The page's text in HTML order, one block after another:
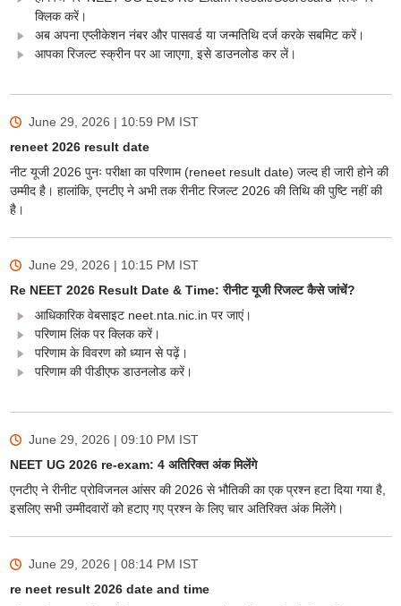
क्लिक करें।
अब अपना एप्लीकेशन नंबर और पासवर्ड या जन्मतिथि दर्ज करके सबमिट करें।
आपका रिजल्ट स्क्रीन पर आ जाएगा, इसे डाउनलोड कर लें।
June 29, 2026 | 10:59 PM IST
reneet 2026 result date
नीट यूजी 2026 पुनः परीक्षा का परिणाम (reneet result date) जल्द ही जारी होने की
उम्मीद है। हालांकि, एनटीए ने अभी तक रीनीट रिजल्ट 2026 की तिथि की पुष्टि नहीं की
है।
June 29, 2026 | 10:15 PM IST
Re NEET 2026 Result Date & Time: रीनीट यूजी रिजल्ट कैसे जांचें?
आधिकारिक वेबसाइट neet.nta.nic.in पर जाएं।
परिणाम लिंक पर क्लिक करें।
परिणाम के विवरण को ध्यान से पढ़ें।
परिणाम की पीडीएफ डाउनलोड करें।
June 29, 2026 | 09:10 PM IST
NEET UG 2026 re-exam: 4 अतिरिक्त अंक मिलेंगे
एनटीए ने रीनीट प्रोविजनल आंसर की 2026 से भौतिकी का एक प्रश्न हटा दिया गया है,
इसलिए सभी उम्मीदवारों को हटाए गए प्रश्न के लिए चार अतिरिक्त अंक मिलेंगे।
June 29, 2026 | 08:14 PM IST
re neet result 2026 date and time